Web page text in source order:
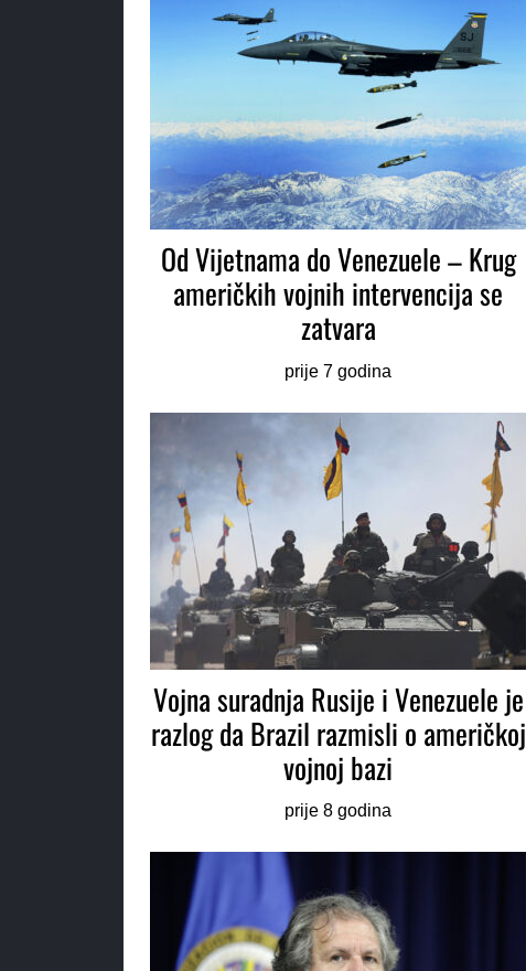
Od Vijetnama do Venezuele – Krug
američkih vojnih intervencija se
zatvara
prije 7 godina
Vojna suradnja Rusije i Venezuele je
razlog da Brazil razmisli o američkoj
vojnoj bazi
prije 8 godina